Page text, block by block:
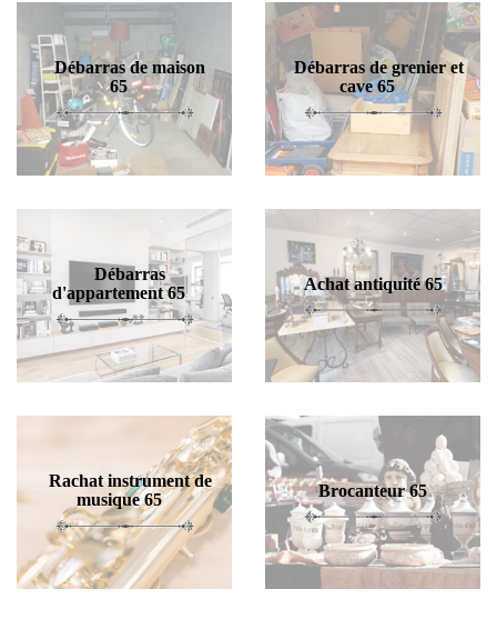
Débarras de maison
65
Débarras de grenier et
cave 65
Débarras
d'appartement 65
Achat antiquité 65
Rachat instrument de
musique 65
Brocanteur 65